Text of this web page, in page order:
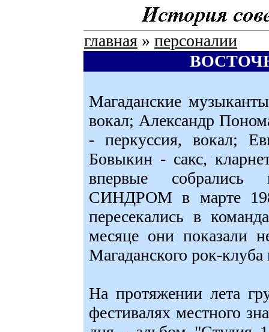
главная » персоналии
Магаданские
вокал; Александр
- перкуссия, вокал;
Бовыкин - сакс,
впервые
СИНДРОМ в марте
пересекались в
месяце они показали
Магаданского рок-
На протяжении лета
фестивалях местного